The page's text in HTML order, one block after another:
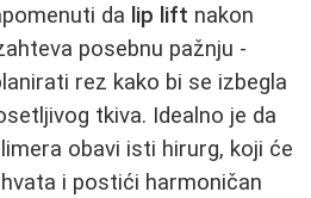
da lip lift nakon
posebnu pažnju -
rez kako bi se izbegla
tkiva. Idealno je da
obavi isti hirurg, koji će
i postići harmoničan